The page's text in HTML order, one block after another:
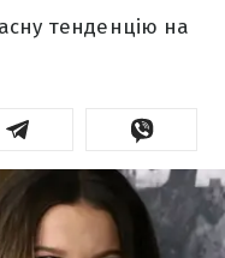
тенденцію на